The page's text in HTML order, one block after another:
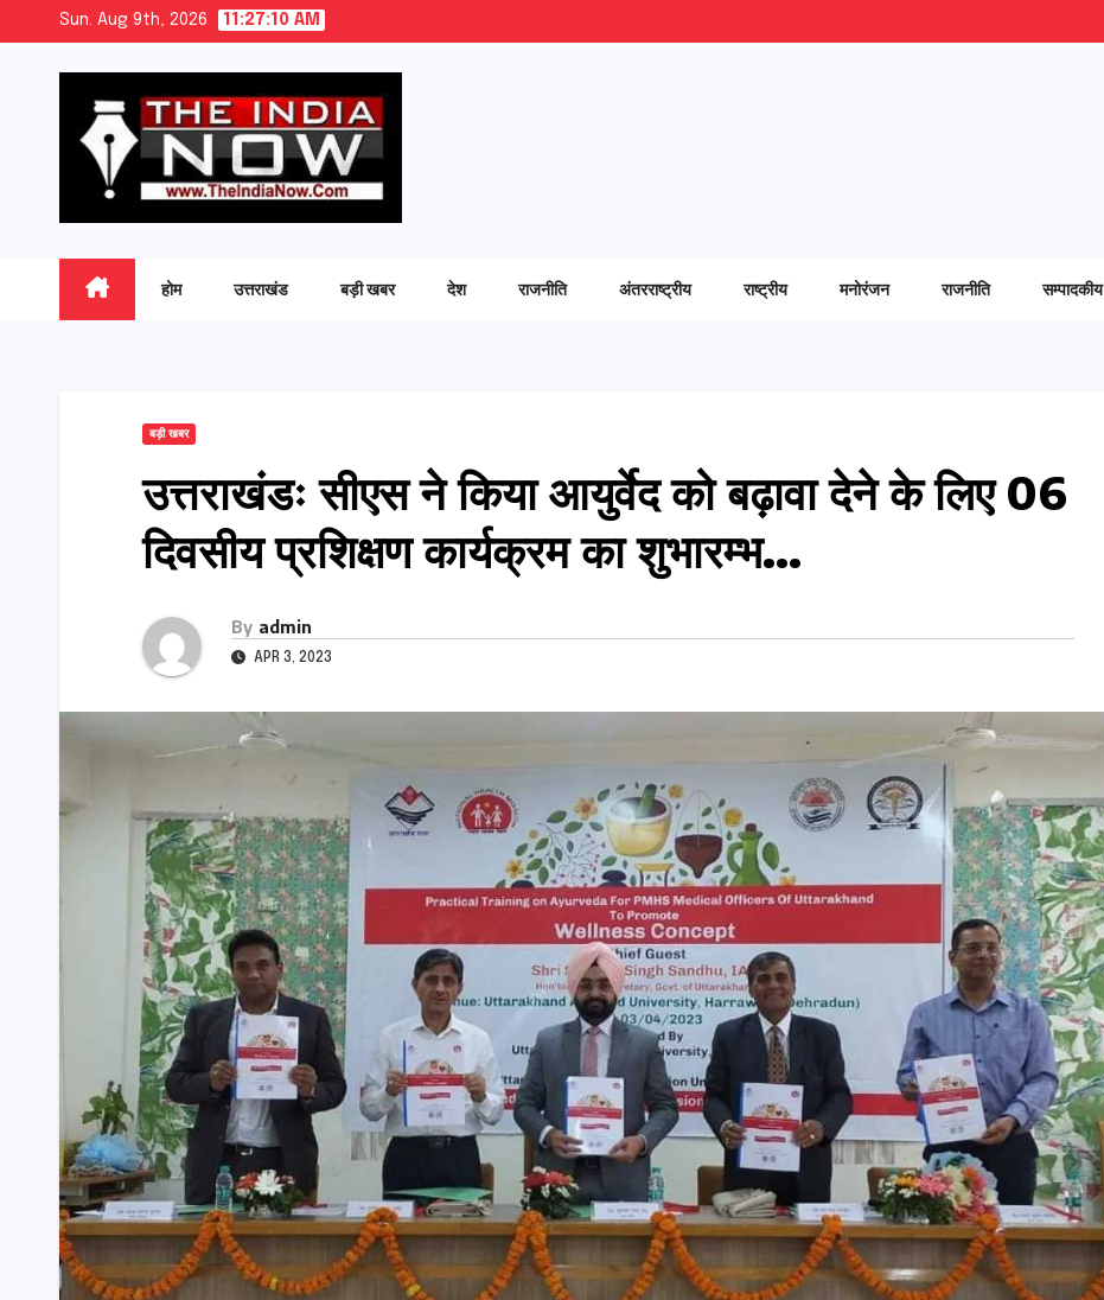
Sun. Aug 9th, 2026 11:27:11 AM
होम उत्तराखंड बड़ी खबर देश राजनीति अंतरराष्ट्रीय राष्ट्रीय मनोरंजन राजनीति सम्पादकीय
बड़ी खबर
उत्तराखंडः सीएस ने किया आयुर्वेद को बढ़ावा देने के लिए 06
दिवसीय प्रशिक्षण कार्यक्रम का शुभारम्भ…
By admin
APR 3, 2023